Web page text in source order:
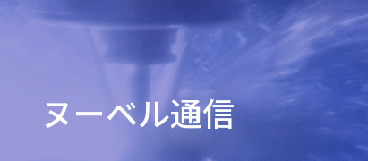
ヌーベル通信